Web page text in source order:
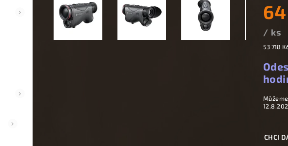
/ ks
53 718
CHCI